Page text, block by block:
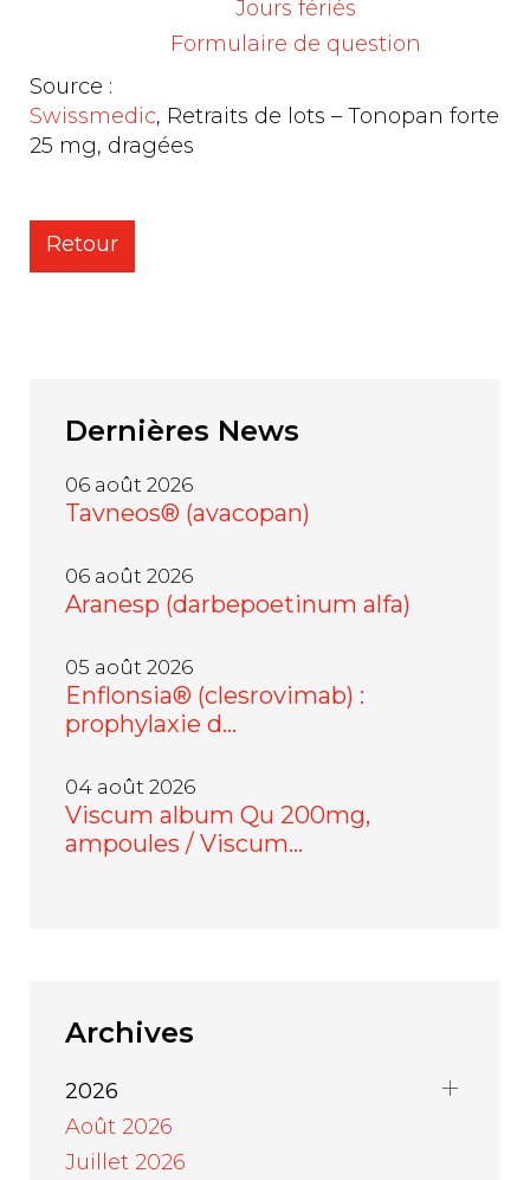
Jours fériés
Formulaire de question
Source :
Swissmedic, Retraits de lots – Tonopan forte
25 mg, dragées
Retour
Dernières News
06 août 2026
Tavneos® (avacopan)
06 août 2026
Aranesp (darbepoetinum alfa)
05 août 2026
Enflonsia® (clesrovimab) :
prophylaxie d…
04 août 2026
Viscum album Qu 200mg,
ampoules / Viscum…
Archives
2026
Août 2026
Juillet 2026